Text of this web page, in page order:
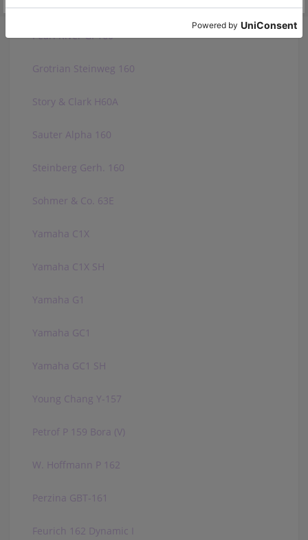
Pearl River GP160
Grotrian Steinweg 160
Story & Clark H60A
Sauter Alpha 160
Steinberg Gerh. 160
Sohmer & Co. 63E
Yamaha C1X
Yamaha C1X SH
Yamaha G1
Yamaha GC1
Yamaha GC1 SH
Young Chang Y-157
Petrof P 159 Bora (V)
W. Hoffmann P 162
Perzina GBT-161
Feurich 162 Dynamic I